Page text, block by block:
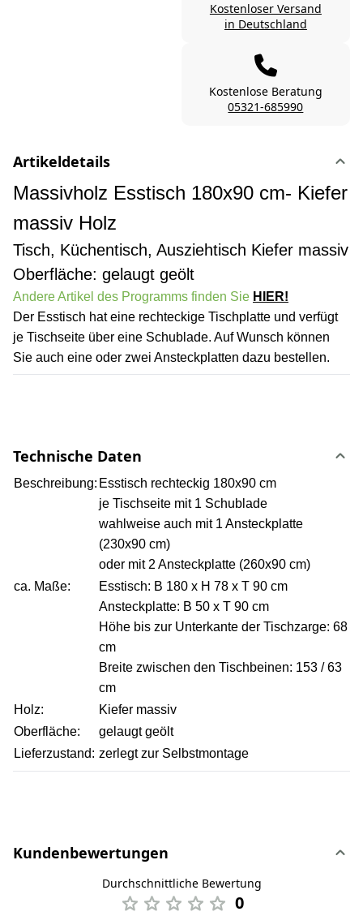
Kostenloser Versand
in Deutschland
Kostenlose Beratung
05321-685990
Artikeldetails
Massivholz Esstisch 180x90 cm- Kiefer
massiv Holz
Tisch, Küchentisch, Ausziehtisch Kiefer massiv
Oberfläche: gelaugt geölt
Andere Artikel des Programms finden Sie HIER!
Der Esstisch hat eine rechteckige Tischplatte und verfügt
je Tischseite über eine Schublade. Auf Wunsch können
Sie auch eine oder zwei Ansteckplatten dazu bestellen.
Technische Daten
Beschreibung: Esstisch rechteckig 180x90 cm
je Tischseite mit 1 Schublade
wahlweise auch mit 1 Ansteckplatte
(230x90 cm)
oder mit 2 Ansteckplatte (260x90 cm)
ca. Maße:
Esstisch: B 180 x H 78 x T 90 cm
Ansteckplatte: B 50 x T 90 cm
Höhe bis zur Unterkante der Tischzarge: 68
cm
Breite zwischen den Tischbeinen: 153 / 63
cm
Holz:
Kiefer massiv
Oberfläche:
gelaugt geölt
Lieferzustand: zerlegt zur Selbstmontage
Kundenbewertungen
Durchschnittliche Bewertung
0